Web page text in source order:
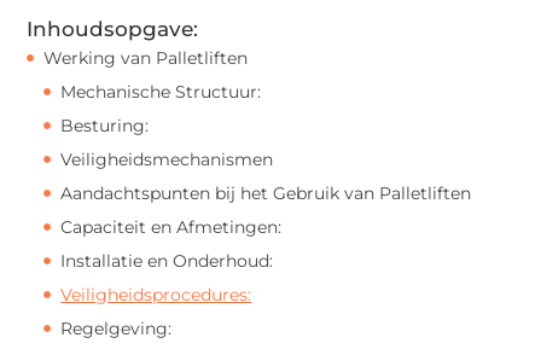
Inhoudsopgave:
Werking van Palletliften
Mechanische Structuur:
Besturing:
Veiligheidsmechanismen
Aandachtspunten bij het Gebruik van Palletliften
Capaciteit en Afmetingen:
Installatie en Onderhoud:
Veiligheidsprocedures:
Regelgeving: